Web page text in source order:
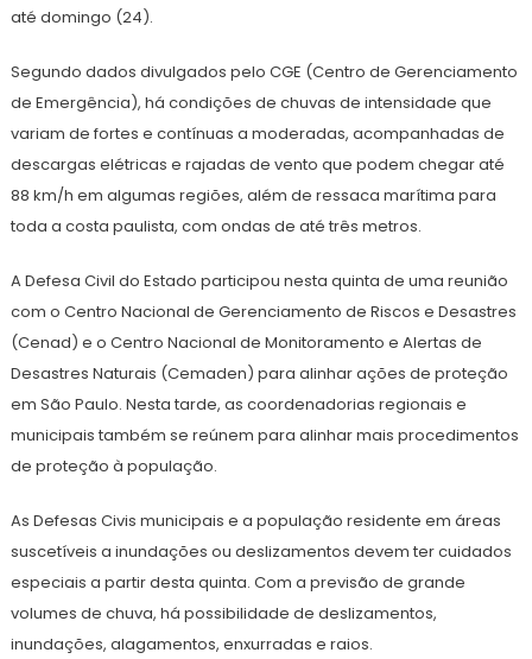
até domingo (24).
Segundo dados divulgados pelo CGE (Centro de Gerenciamento
de Emergência), há condições de chuvas de intensidade que
variam de fortes e contínuas a moderadas, acompanhadas de
descargas elétricas e rajadas de vento que podem chegar até
88 km/h em algumas regiões, além de ressaca marítima para
toda a costa paulista, com ondas de até três metros.
A Defesa Civil do Estado participou nesta quinta de uma reunião
com o Centro Nacional de Gerenciamento de Riscos e Desastres
(Cenad) e o Centro Nacional de Monitoramento e Alertas de
Desastres Naturais (Cemaden) para alinhar ações de proteção
em São Paulo. Nesta tarde, as coordenadorias regionais e
municipais também se reúnem para alinhar mais procedimentos
de proteção à população.
As Defesas Civis municipais e a população residente em áreas
suscetíveis a inundações ou deslizamentos devem ter cuidados
especiais a partir desta quinta. Com a previsão de grande
volumes de chuva, há possibilidade de deslizamentos,
inundações, alagamentos, enxurradas e raios.